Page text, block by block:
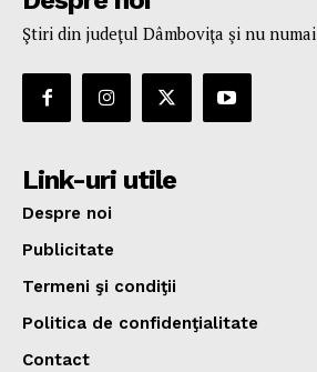
Ştiri din judeţul Dâmboviţa şi nu numai
Link-uri utile
Despre noi
Publicitate
Termeni şi condiţii
Politica de confidenţialitate
Contact